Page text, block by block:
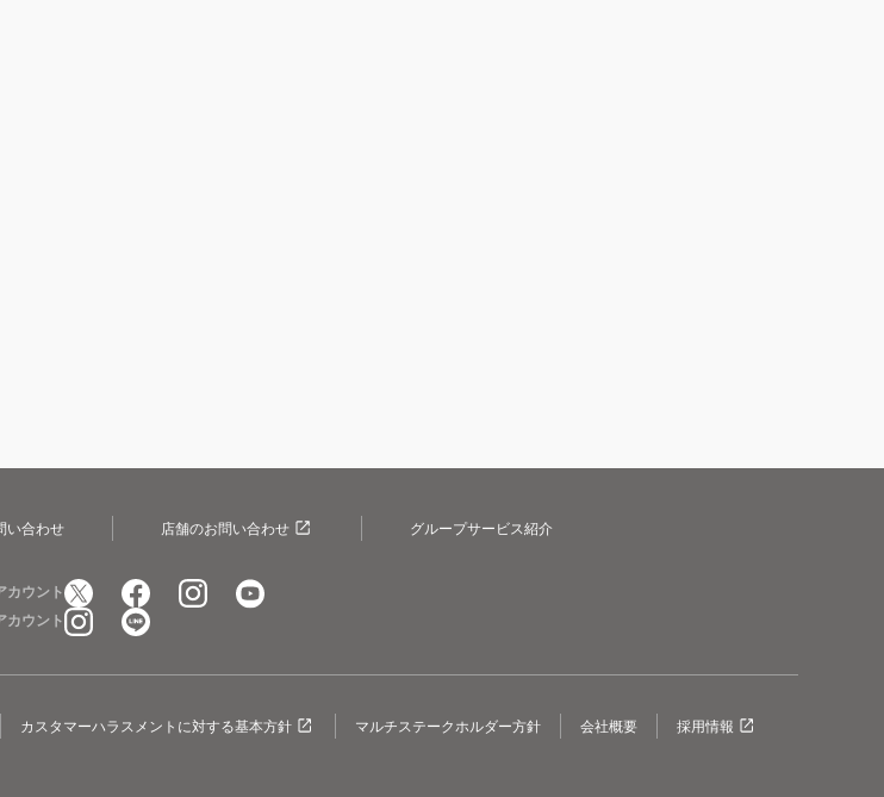
い合わせ 店舗のお問い合わせ グループサービス紹介
カウント
カウント
カスタマーハラスメントに対する基本方針 マルチステークホルダー方針 会社概要 採用情報